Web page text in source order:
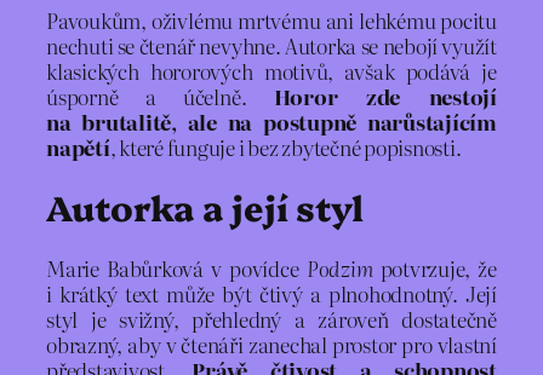
Pavoukům, oživlému mrtvému ani lehkému pocitu
nechuti se čtenář nevyhne. Autorka se nebojí využít
klasických hororových motivů, avšak podává je
úsporně a účelně. Horor zde nestojí
na brutalitě, ale na postupně narůstajícím
napětí, které funguje i bez zbytečné popisnosti.
Autorka a její styl
Marie Babůrková v povídce Podzim potvrzuje, že
i krátký text může být čtivý a plnohodnotný. Její
styl je svižný, přehledný a zároveň dostatečně
obrazný, aby v čtenáři zanechal prostor pro vlastní